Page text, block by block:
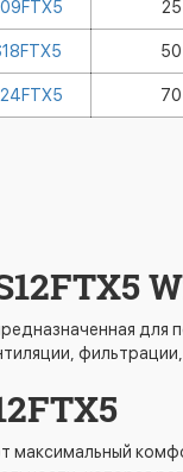
25
50
70
максимальный